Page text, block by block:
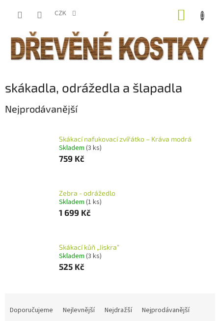
CZK
skákadla, odrážedla a šlapadla
Nejprodávanější
Skákací nafukovací zvířátko – Kráva modrá
Skladem (3 ks)
759 Kč
Zebra - odrážedlo
Skladem (1 ks)
1 699 Kč
Skákací kůň „Jiskra“
Skladem (3 ks)
525 Kč
Doporučujeme Nejlevnější Nejdražší
Nejprodávanější